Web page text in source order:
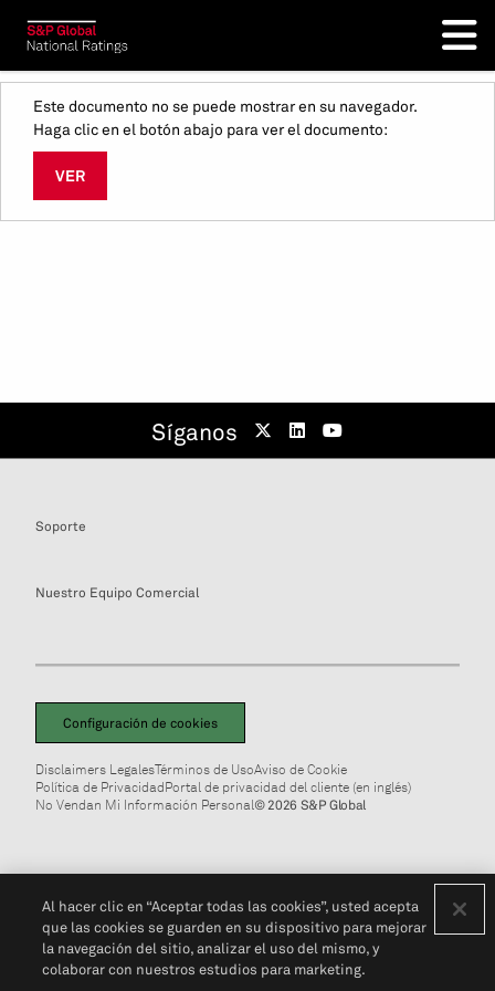
Este documento no se puede mostrar en su navegador.
Haga clic en el botón abajo para ver el documento:
VER
Síganos
Soporte
Nuestro Equipo Comercial
Configuración de cookies
Disclaimers LegalesTérminos de UsoAviso de Cookie
Política de PrivacidadPortal de privacidad del cliente (en inglés)
No Vendan Mi Información Personal© 2026 S&P Global
Al hacer clic en “Aceptar todas las cookies”, usted acepta
que las cookies se guarden en su dispositivo para mejorar
la navegación del sitio, analizar el uso del mismo, y
colaborar con nuestros estudios para marketing.